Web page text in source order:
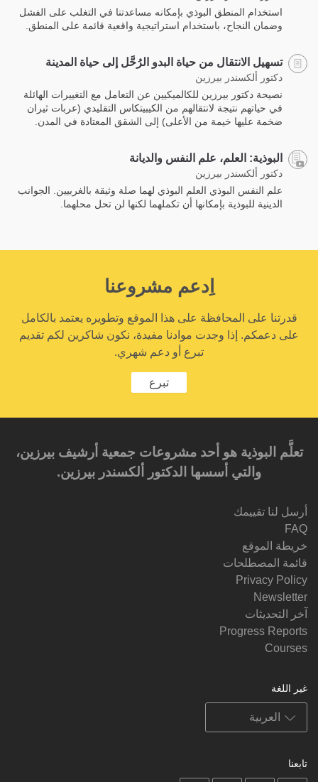
استخدام المنطق البوذي بإمكانه مساعدتنا في التغلب على الفشل
وضمان النجاح، باستخدام استراتيجية واقعية قائمة على المنطق.
تسهيل الانتقال من حياة البدو الرُحَّل إلى حياة المدينة
دكتور ألكسندر بيرزين
نصيحة دكتور بيرزين للكالميكيين عن التعامل مع التغييرات الهائلة
في حياتهم نتيجة لانتقالهم من الكيبيتكاس التقليدي (عربات ثيران
ضخمة عليها خيمة من الأعلى) إلى الشقق المعتادة في المدن.
البوذية: العلم، علم النفس والديانة
دكتور ألكسندر بيرزين
علم النفس البوذي العلم البوذي لهما صلة وثيقة بالغربيين. الجوانب
الدينية للبوذية بإمكانها أن تكملهما لكنها لن تحل محلهما.
اِدعم مشروعنا
قدرتنا على المحافظة على هذا الموقع وتطويره يعتمد بالكامل
على دعمكم. إذا وجدت موادنا مفيدة، نكون شاكرين لكم تقديم
تبرع أو دعم شهري.
تبرع
تعلَّم البوذية هو أحد مشروعات جمعية أرشيف بيرزين،
والتي أسسها الدكتور ألكسندر بيرزين.‎‎
أرسل لنا تقييمك
FAQ
خريطة الموقع
قائمة المصطلحات
Privacy Policy
Newsletter
آخر التحديثات
Progress Reports
Courses
غير اللغة
تابعنا